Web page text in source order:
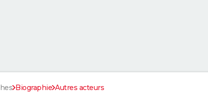
Biographie Autres acteurs